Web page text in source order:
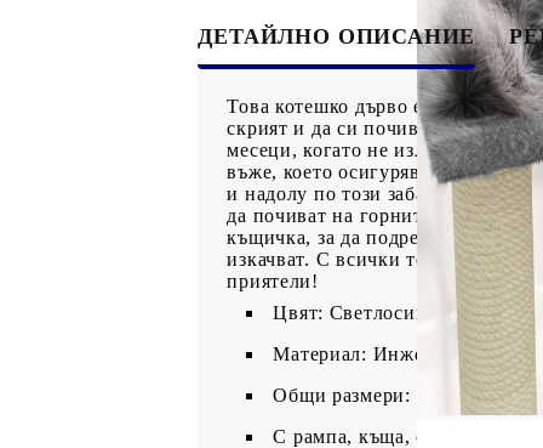
ДЕТАЙЛНО ОПИСАНИЕ
Това котешко дърво е идеалното
скрият и да си почиват. То
месеци, когато не излизат навън.
въже, което осигурява
и надолу по този забавен център
да почиват на горните
къщичка, за да подремнат или да
изкачват. С всички тези забавни
приятели!
Цвят: Светлосив
Материал: Инженерно
Общи размери: 54 x 73 x
С рампа, къща, стълбове за